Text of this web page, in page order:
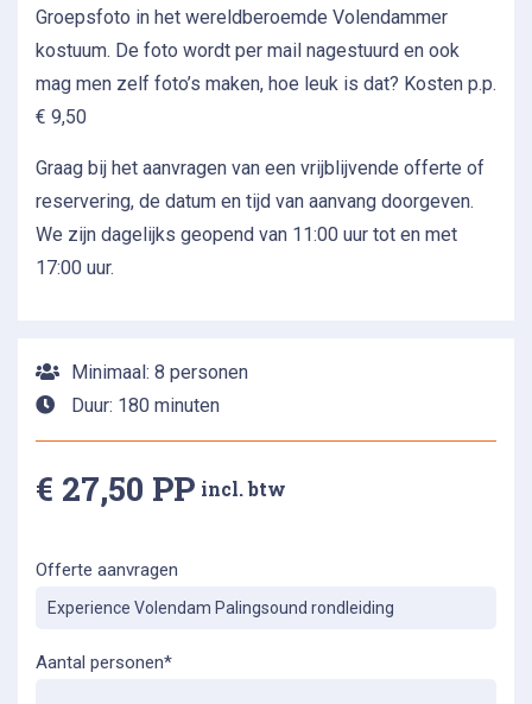
Groepsfoto in het wereldberoemde Volendammer
kostuum. De foto wordt per mail nagestuurd en ook
mag men zelf foto’s maken, hoe leuk is dat? Kosten p.p.
€ 9,50
Graag bij het aanvragen van een vrijblijvende offerte of
reservering, de datum en tijd van aanvang doorgeven.
We zijn dagelijks geopend van 11:00 uur tot en met
17:00 uur.
Minimaal: 8 personen
Duur: 180 minuten
€ 27,50 PP incl. btw
Offerte aanvragen
Aantal personen*